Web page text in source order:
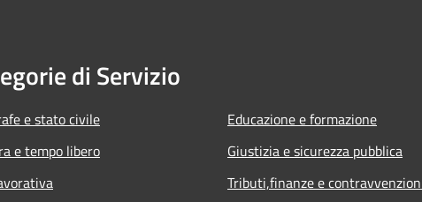
di Servizio
e stato civile
e tempo libero
Educazione e formazione
Giustizia e sicurezza pubblica
Tributi,finanze e